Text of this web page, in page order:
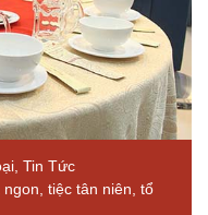
, Tin Tức
ngon, tiệc tân niên, tổ